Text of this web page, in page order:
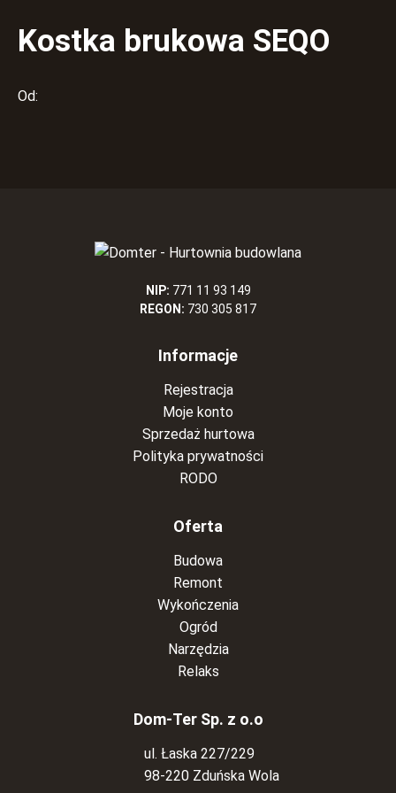
Kostka brukowa SEQO
Od:
NIP: 771 11 93 149
REGON: 730 305 817
Informacje
Rejestracja
Moje konto
Sprzedaż hurtowa
Polityka prywatności
RODO
Oferta
Budowa
Remont
Wykończenia
Ogród
Narzędzia
Relaks
Dom-Ter Sp. z o.o
ul. Łaska 227/229
98-220 Zduńska Wola